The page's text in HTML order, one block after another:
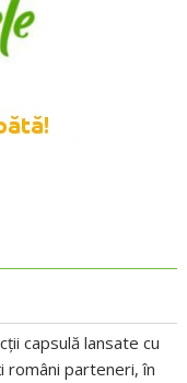
capsulă lansate cu
români parteneri, în